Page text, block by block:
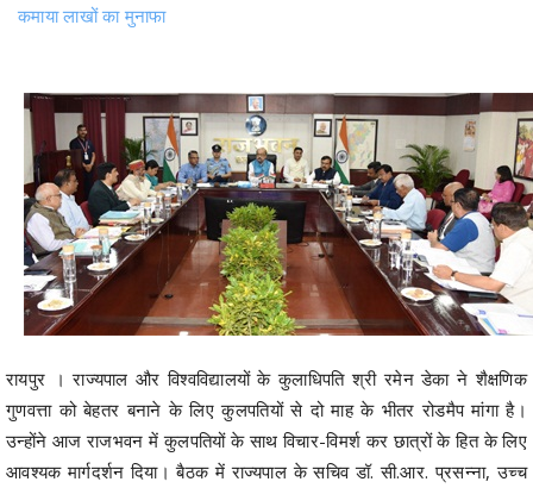
कमाया लाखों का मुनाफा
रायपुर । राज्यपाल और विश्वविद्यालयों के कुलाधिपति श्री रमेन डेका ने शैक्षणिक
गुणवत्ता को बेहतर बनाने के लिए कुलपतियों से दो माह के भीतर रोडमैप मांगा है।
उन्होंने आज राजभवन में कुलपतियों के साथ विचार-विमर्श कर छात्रों के हित के लिए
आवश्यक मार्गदर्शन दिया। बैठक में राज्यपाल के सचिव डॉ. सी.आर. प्रसन्ना, उच्च